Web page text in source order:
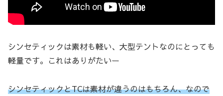
シンセティックは素材も軽い、大型テントなのにとっても
軽量です。これはありがたいー
シンセティックとTCは素材が違うのはもちろん、なので